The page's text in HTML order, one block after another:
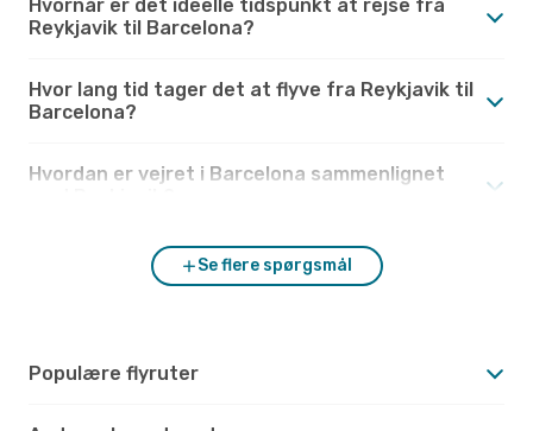
Hvornår er det ideelle tidspunkt at rejse fra
Reykjavik til Barcelona?
Hvor lang tid tager det at flyve fra Reykjavik til
Barcelona?
Hvordan er vejret i Barcelona sammenlignet
Se flere spørgsmål
Populære flyruter